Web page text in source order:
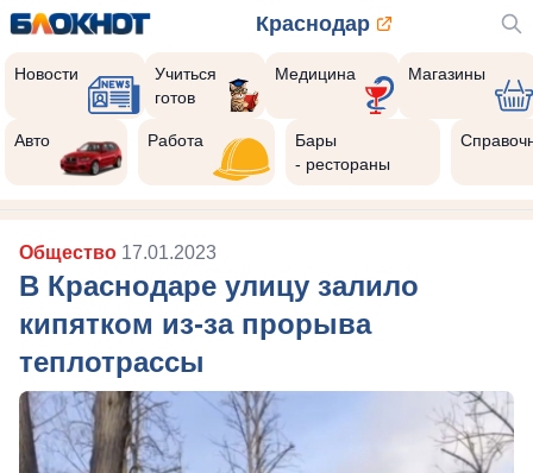
Краснодар
Новости
Учиться
готов
Медицина Магазины
Авто Работа
Бары
- рестораны
Общество 17.01.2023
В Краснодаре улицу залило
кипятком из-за прорыва
теплотрассы